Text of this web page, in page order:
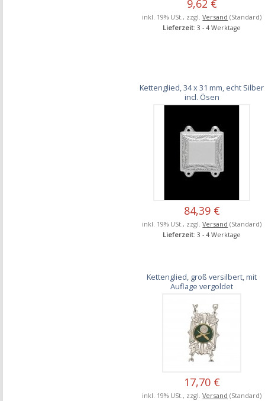
9,62 €
inkl. 19% USt., zzgl.Versand (Standard)
Lieferzeit: 3 - 4 Werktage
Kettenglied, 34 x 31 mm, echt Silber
incl. Ösen
84,39 €
inkl. 19% USt., zzgl.Versand (Standard)
Lieferzeit: 3 - 4 Werktage
Kettenglied, groß versilbert, mit
Auflage vergoldet
17,70 €
inkl. 19% USt., zzgl.Versand (Standard)